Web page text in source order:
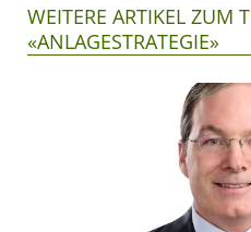
WEITERE ARTIKEL ZUM
«ANLAGESTRATEGIE»